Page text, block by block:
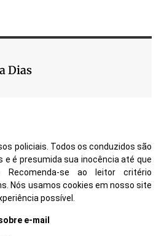
Dias
policiais. Todos os conduzidos são
é presumida sua inocência até que
se ao leitor critério
Nós usamos cookies em nosso site
possível.
e-mail